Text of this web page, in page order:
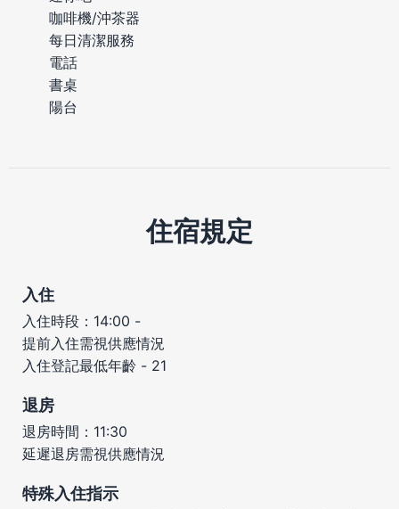
咖啡機/沖茶器
每日清潔服務
電話
書桌
陽台
住宿規定
入住
入住時段：14:00 -
提前入住需視供應情況
入住登記最低年齡 - 21
退房
退房時間：11:30
延遲退房需視供應情況
特殊入住指示